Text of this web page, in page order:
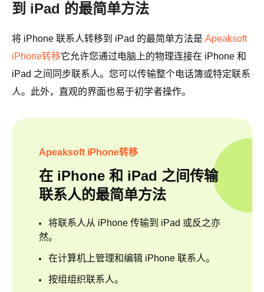
到 iPad 的最简单方法
将 iPhone 联系人转移到 iPad 的最简单方法是 Apeaksoft
iPhone转移它允许您通过电脑上的物理连接在 iPhone 和
iPad 之间同步联系人。您可以传输整个电话簿或特定联系
人。此外，直观的界面也易于初学者操作。
Apeaksoft iPhone转移
在 iPhone 和 iPad 之间传输
联系人的最简单方法
将联系人从 iPhone 传输到 iPad 或反之亦
然。
在计算机上管理和编辑 iPhone 联系人。
按组组织联系人。